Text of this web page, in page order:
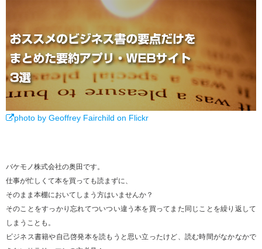
photo by Geoffrey Fairchild on Flickr
バケモノ株式会社の奥田です。
仕事が忙しくて本を買っても読まずに、
そのまま本棚においてしまう方はいませんか？
そのことをすっかり忘れてついつい違う本を買ってまた同じことを繰り返して
しまうことも。
ビジネス書籍や自己啓発本を読もうと思い立ったけど、読む時間がなかなかで